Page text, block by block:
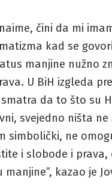
čini da mi
kad se
manjine nužno
U BiH izgleda
da to što su
svejedno ništa ne
simbolički, ne
i slobode i prava,
manjine”, kazao je